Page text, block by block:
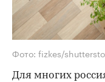
Фото: fizkes/
Для многих